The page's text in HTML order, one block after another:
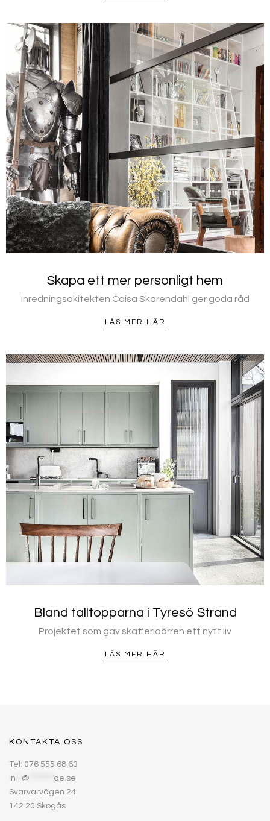
Skapa ett mer personligt hem
Inredningsakitekten Caisa Skarendahl ger goda råd
LÄS MER HÄR
Bland talltopparna i Tyresö Strand
Projektet som gav skafferidörren ett nytt liv
LÄS MER HÄR
KONTAKTA OSS
Tel: 076 555 68 63
in
@
de.se
Svarvarvägen 24
142 20 Skogås